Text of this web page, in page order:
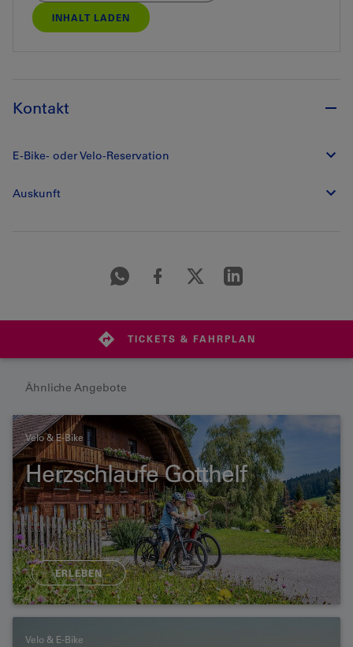
INHALT LADEN
Kontakt
E-Bike- oder Velo-Reservation
Auskunft
TICKETS & FAHRPLAN
Ähnliche Angebote
Velo & E-Bike
Herzschlaufe Gotthelf
ERLEBEN
Velo & E-Bike